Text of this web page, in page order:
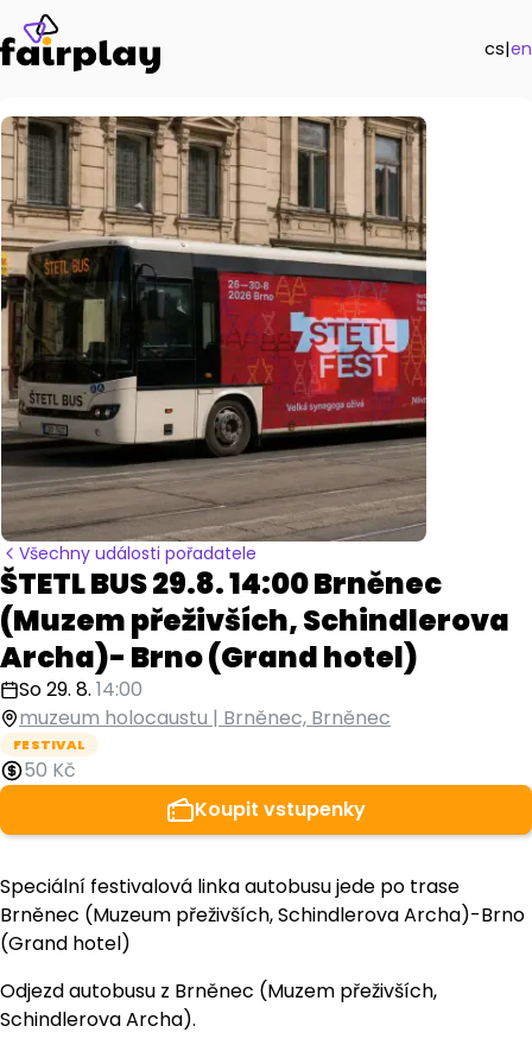
cs|en
Všechny události pořadatele
ŠTETL BUS 29.8. 14:00 Brněnec
(Muzem přeživších, Schindlerova
Archa)- Brno (Grand hotel)
So 29. 8. 14:00
muzeum holocaustu | Brněnec, Brněnec
FESTIVAL
50 Kč
Koupit vstupenky
Speciální festivalová linka autobusu jede po trase
Brněnec (Muzeum přeživších, Schindlerova Archa)-Brno
(Grand hotel)
Odjezd autobusu z Brněnec (Muzem přeživších,
Schindlerova Archa).